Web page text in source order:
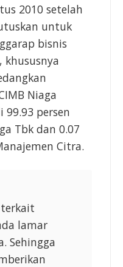
2010 setelah
untuk
bisnis
khususnya
Niaga
99.93 persen
Tbk dan 0.07
Citra.
lamar
Sehingga